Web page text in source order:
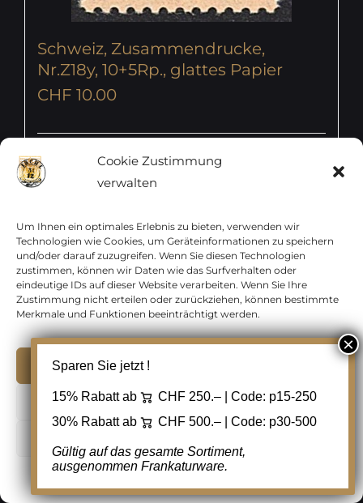
Cookie Zustimmung
verwalten
Um Ihnen ein optimales Erlebnis zu bieten, verwenden wir
Technologien wie Cookies, um Geräteinformationen zu speichern
und/oder darauf zuzugreifen. Wenn Sie diesen Technologien
zustimmen, können wir Daten wie das Surfverhalten oder
eindeutige IDs auf dieser Website verarbeiten. Wenn Sie Ihre
Zustimmung nicht erteilen oder zurückziehen, können bestimmte
Merkmale und Funktionen beeinträchtigt werden.
Ablehnen
Schweiz, Zusammendrucke,
Nr.Z18y, 10+5Rp., glattes Papier
CHF 10.00
In den Warenkorb
Zur Wunschliste
Sparen Sie jetzt !
15% Rabatt ab CHF 250.– | Code: p15-250
30% Rabatt ab
CHF 500.– | Code: p30-500
Gültig auf das gesamte Sortiment,
ausgenommen Frankaturware.